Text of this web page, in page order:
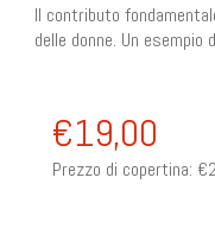
Il contributo
delle donne. Un esempio
€19,00
Prezzo di copertina: